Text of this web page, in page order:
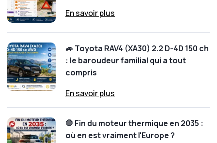
En savoir plus
🚙 Toyota RAV4 (XA30) 2.2 D-4D 150 ch
: le baroudeur familial qui a tout
compris
En savoir plus
🛑 Fin du moteur thermique en 2035 :
où en est vraiment l'Europe ?